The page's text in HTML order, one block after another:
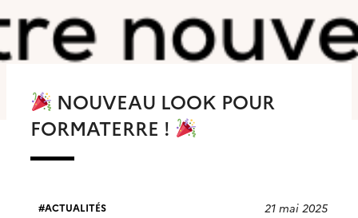
NOUVEAU LOOK POUR
FORMATERRE !
ACTUALITÉS 21 mai 2025